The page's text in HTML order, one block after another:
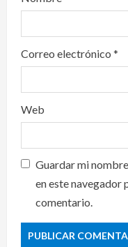
Correo electrónico *
Web
Guardar mi
en este navegador
comentario.